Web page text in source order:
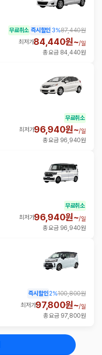
무료취소 즉시할인 3%87,440원
최저가84,440원~/일
총 요금 84,440원
무료취소
최저가96,940원~/일
총 요금 96,940원
무료취소
최저가96,940원~/일
총 요금 96,940원
즉시할인2%100,800원
최저가97,800원~/일
총 요금 97,800원